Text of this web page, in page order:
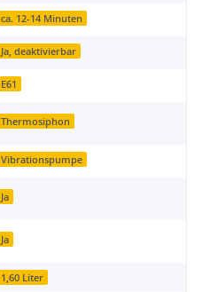
ca. 12-14 Minuten
Ja, deaktivierbar
E61
Thermosiphon
Vibrationspumpe
Ja
Ja
1,60 Liter